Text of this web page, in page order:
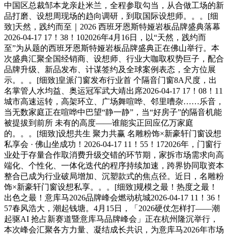
中国区总裁邹本龙亲赴米兰，全程参取勾当，从合做工场的新
品打磨、设想周现场的趋向调研，到取国际设想师。。。[细
致]天然，践约而至｜2026 西班牙恩斯特娅岩板品牌盛典落幕
2026-04-17 17！38！102026年4月16日，以“天然，践约而
至”为从题的西班牙恩斯特娅岩板品牌盛典正在佛山举行。本
次盛典汇聚全国经销商、设想师、行业大咖取权势巨子，配合
品牌升级、新品发布、计谋签约及全球案例表态，全方位展
示。。。[细致]皇派门窗发布行业首 个隔音门窗8A尺度，出
名掌管人水均益、奥运冠军武大靖出席2026-04-17 17！08！11
城市高速运转，高架环立、广场舞喧哗、邻里嘈杂……乐音，
当无数家庭正在喧哗中巴望“静一静”，当“好房子”的隔音机能
被提拔到前所 未有的高度——谁能实正回应亿万家庭
的。。。[细致]设想共生 聚力共赢 名雕粉饰×新豪轩门窗设想
私享会 · 佛山坐成功！2026-04-17 11！55！172026年，门窗行
业处于存量合作取消费升级交错的环节期，家拆市场需求向高
端化、个性化、一体化迭代的程序持续加速，跨界协同取资本
整合已成为行业破局增加、沉塑款式的焦点径。近日，名雕粉
饰×新豪轩门窗设想私享。。。[细致]规模之最！热度之最！
出色之最！意库马2026品牌峰会燃动杭城2026-04-17 11！36！
57春风浩大，潮起钱塘。4月15日，「2026硬仗怎样打——潮
起驱AI 抢占新赛道暨意库马品牌峰会」正在杭州隆沉举行，
本次峰会汇聚各方力量、凝结成长共识，为意库马2026年市场